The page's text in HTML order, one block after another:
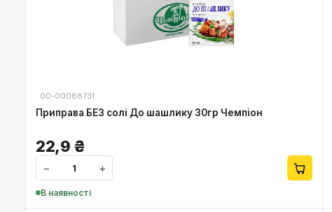
00-00088731
Приправа БЕЗ солі До шашлику 30гр Чемпіон
22,9 ₴
− +
В наявності